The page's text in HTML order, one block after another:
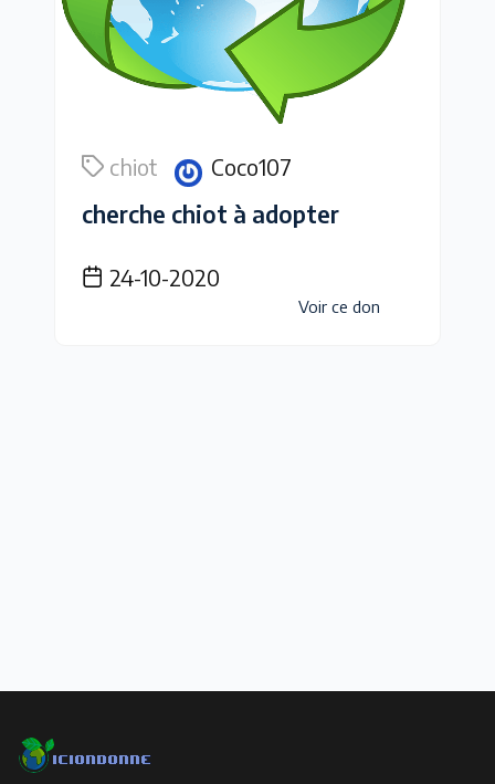
chiot Coco107
cherche chiot à adopter
24-10-2020
Voir ce don